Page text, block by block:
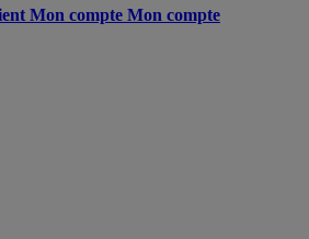
Mon compte Mon compte